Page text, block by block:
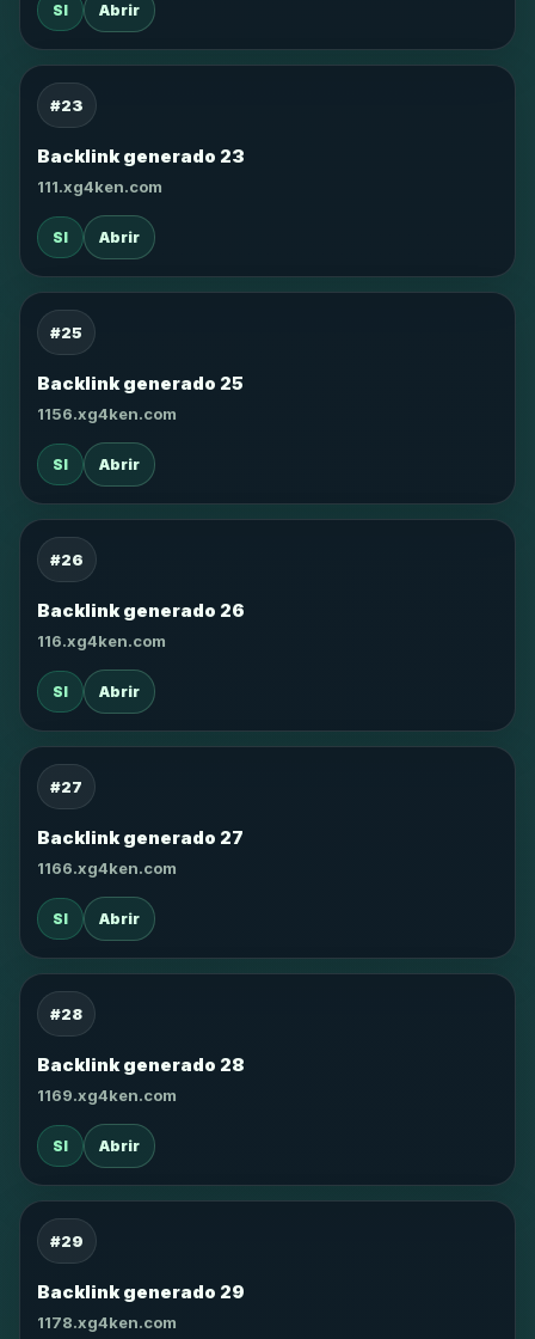
SI Abrir
#23
Backlink generado 23
111.xg4ken.com
SI Abrir
#25
Backlink generado 25
1156.xg4ken.com
SI Abrir
#26
Backlink generado 26
116.xg4ken.com
SI Abrir
#27
Backlink generado 27
1166.xg4ken.com
SI Abrir
#28
Backlink generado 28
1169.xg4ken.com
SI Abrir
#29
Backlink generado 29
1178.xg4ken.com